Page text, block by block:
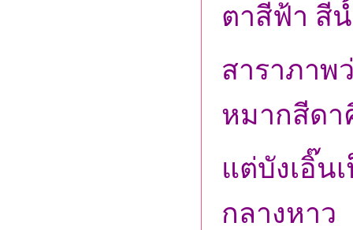
ตาสีฟ้า สี
สาราภาพ
หมากสีด
แต่บังเอิ๊น
กลางหาว